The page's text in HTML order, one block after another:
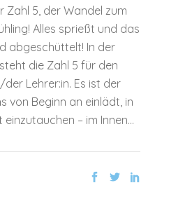
Zahl 5, der Wandel zum
Alles sprießt und das
abgeschüttelt! In der
die Zahl 5 für den
Lehrer:in. Es ist der
von Beginn an einlädt, in
– im Innen...